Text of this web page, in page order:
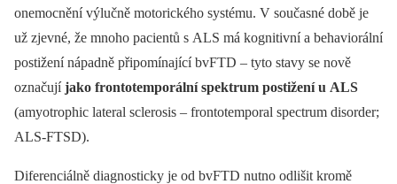
onemocnění výlučně motorického systému. V současné době je
už zjevné, že mnoho pacientů s ALS má kognitivní a behaviorální
postižení nápadně připomínající bvFTD –⁠ tyto stavy se nově
označujíjako frontotemporální spektrum postižení u ALS
(amyotrophic lateral sclerosis –⁠ frontotemporal spectrum disorder;
ALS-FTSD).
Diferenciálně dia­gnosticky je od bvFTD nutno odlišit kromě